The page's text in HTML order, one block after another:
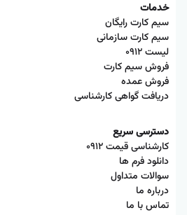
خدمات
سیم کارت رایگان
سیم کارت سازمانی
لیست ۰۹۱۲
فروش سیم کارت
فروش عمده
دریافت گواهی کارشناسی
دسترسی سریع
کارشناسی قیمت ۰۹۱۲
دانلود فرم ها
سوالات متداول
درباره ما
تماس با ما